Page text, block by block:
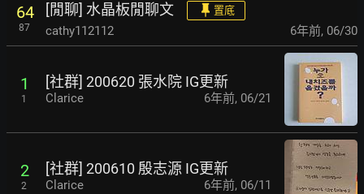
64
87
[閒聊] 水晶板閒聊文 置底
cathy112112 6年前, 06/30
1
1
[社群] 200620 張水院 IG更新
Clarice 6年前, 06/21
2
2
[社群] 200610 殷志源 IG更新
Clarice 6年前, 06/11